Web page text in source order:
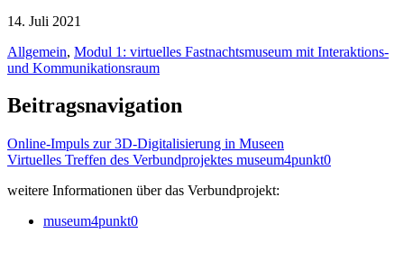
14. Juli 2021
Allgemein, Modul 1: virtuelles Fastnachtsmuseum mit Interaktions-
und Kommunikationsraum
Beitragsnavigation
Online-Impuls zur 3D-Digitalisierung in Museen
Virtuelles Treffen des Verbundprojektes museum4punkt0
weitere Informationen über das Verbundprojekt:
museum4punkt0